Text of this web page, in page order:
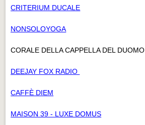
CRITERIUM DUCALE
NONSOLOYOGA
CORALE DELLA CAPPELLA DEL DUOMO
DEEJAY FOX RADIO
CAFFÈ DIEM
MAISON 39 - LUXE DOMUS